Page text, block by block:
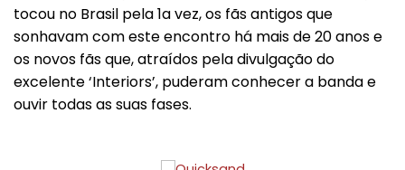
tocou no Brasil pela 1a vez, os fãs antigos que
sonhavam com este encontro há mais de 20 anos e
os novos fãs que, atraídos pela divulgação do
excelente ‘Interiors’, puderam conhecer a banda e
ouvir todas as suas fases.